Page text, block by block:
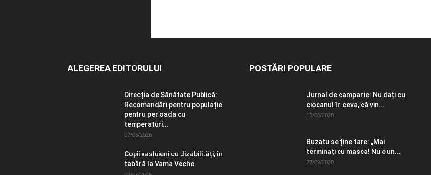
ALEGEREA EDITORULUI
Direcția de Sănătate Publică:
Recomandări pentru populație
pentru perioada cu
temperaturi...
07/08/2026
Copii vasluieni cu dizabilități, în
tabără la Vama Veche
POSTĂRI POPULARE
Jurnal de campanie: Nu dați cu
ciocanul în ceva, că vin...
15/08/2020
Buzatu se ține tare: „Mai
terminați cu masca! Nu e un...
27/09/2020